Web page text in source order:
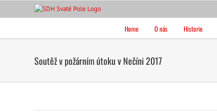
Home O nás Historie
Soutěž v požárním útoku v Nečíni 2017